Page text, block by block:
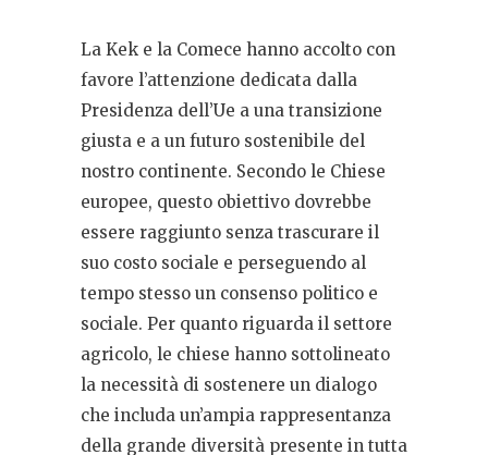
La Kek e la Comece hanno accolto con
favore l’attenzione dedicata dalla
Presidenza dell’Ue a una transizione
giusta e a un futuro sostenibile del
nostro continente. Secondo le Chiese
europee, questo obiettivo dovrebbe
essere raggiunto senza trascurare il
suo costo sociale e perseguendo al
tempo stesso un consenso politico e
sociale. Per quanto riguarda il settore
agricolo, le chiese hanno sottolineato
la necessità di sostenere un dialogo
che includa un’ampia rappresentanza
della grande diversità presente in tutta